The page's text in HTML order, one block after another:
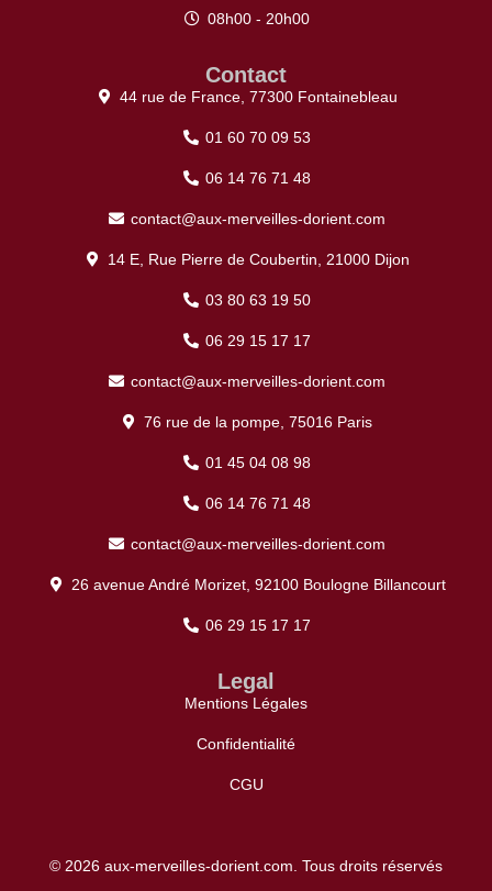
08h00 - 20h00
Contact
44 rue de France, 77300 Fontainebleau
01 60 70 09 53
06 14 76 71 48
contact@aux-merveilles-dorient.com
14 E, Rue Pierre de Coubertin, 21000 Dijon
03 80 63 19 50
06 29 15 17 17
contact@aux-merveilles-dorient.com
76 rue de la pompe, 75016 Paris
01 45 04 08 98
06 14 76 71 48
contact@aux-merveilles-dorient.com
26 avenue André Morizet, 92100 Boulogne Billancourt
06 29 15 17 17
Legal
Mentions Légales
Confidentialité
CGU
© 2026 aux-merveilles-dorient.com. Tous droits réservés